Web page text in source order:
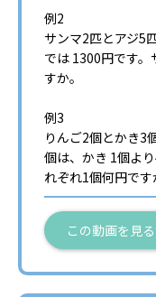
例2
サンマ2匹とアジ5
では 1300円です
すか。
例3
りんご2個とかき3
個は、かき 1個よ
れぞれ1個何円です
この動画を見